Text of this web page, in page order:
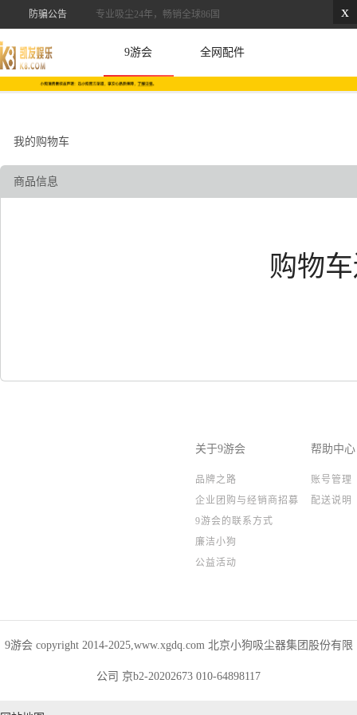
x
防骗公告 专业吸尘24年，畅销全球86国
9游会 全网配件
我的购物车
商品信息
购物
关于9游会
品牌之路
企业团购与经销商招募
9游会的联系方式
廉洁小狗
公益活动
帮助中心
账号管理
配送说明
9游会 copyright 2014-2025,www.xgdq.com 北京小狗吸尘器集团股份有限
公司 京b2-20202673 010-64898117